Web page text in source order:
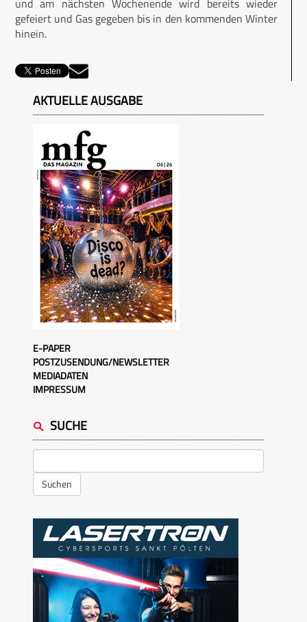
und am nächsten Wochenende wird bereits wieder
gefeiert und Gas gegeben bis in den kommenden Winter
hinein.
AKTUELLE AUSGABE
E-PAPER
POSTZUSENDUNG/NEWSLETTER
MEDIADATEN
IMPRESSUM
SUCHE
Suchen